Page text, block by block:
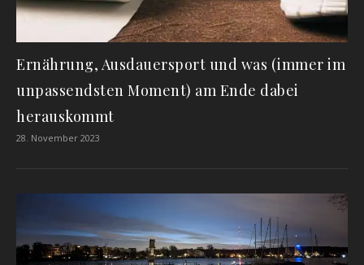
Ernährung, Ausdauersport und was (immer im
unpassendsten Moment) am Ende dabei
herauskommt
28. November 2023